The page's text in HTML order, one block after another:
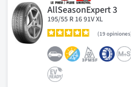
AllSeasonExpert 3
195/55 R 16 91V XL
19 opiniones